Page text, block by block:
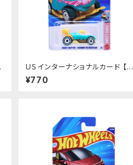
ＵＳインターナショナルカード 【D
ONUT DRIFTER/BEIGNET DE
DERAPAGE】ドーナツドリフター
¥770